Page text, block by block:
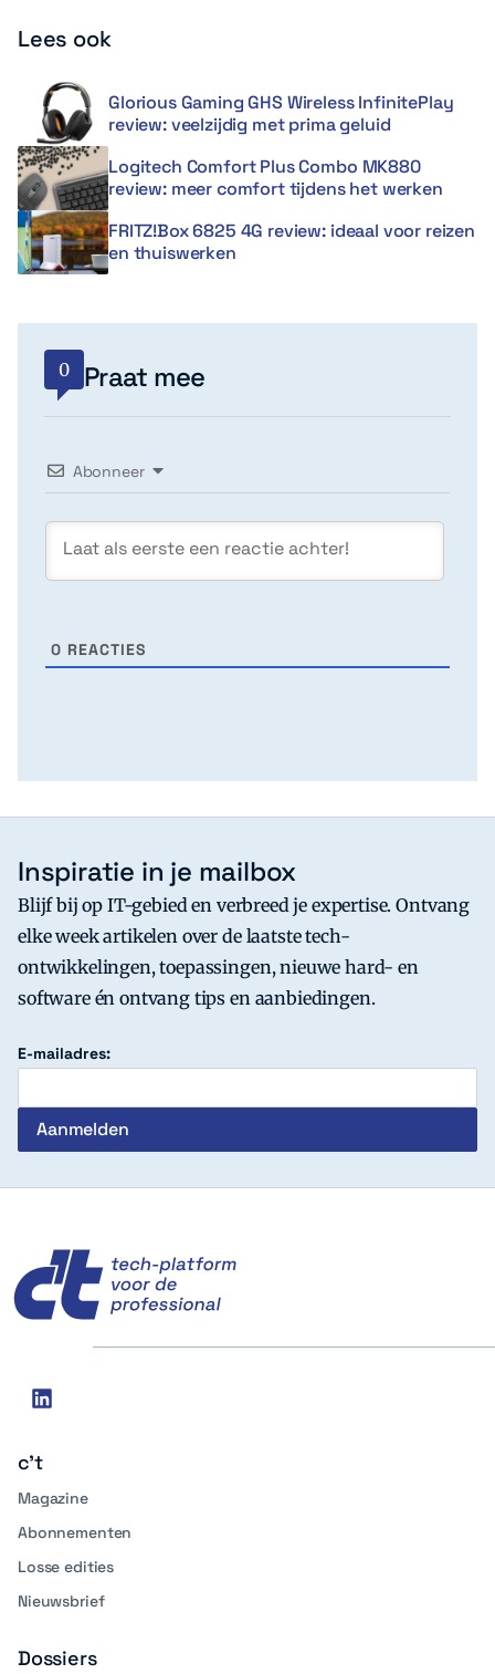
Lees ook
Glorious Gaming GHS Wireless InfinitePlay
review: veelzijdig met prima geluid
Logitech Comfort Plus Combo MK880
review: meer comfort tijdens het werken
FRITZ!Box 6825 4G review: ideaal voor reizen
en thuiswerken
0 Praat mee
Abonneer
0 REACTIES
Inspiratie in je mailbox
Blijf bij op IT-gebied en verbreed je expertise. Ontvang
elke week artikelen over de laatste tech-
ontwikkelingen, toepassingen, nieuwe hard- en
software én ontvang tips en aanbiedingen.
E-mailadres:
Social
linkedin
c't
Magazine
Abonnementen
Losse edities
Nieuwsbrief
Dossiers